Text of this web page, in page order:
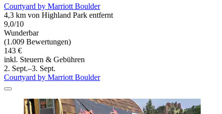
Courtyard by Marriott Boulder
4,3 km von Highland Park entfernt
9,0/10
Wunderbar
(1.009 Bewertungen)
143 €
inkl. Steuern & Gebühren
2. Sept.–3. Sept.
Courtyard by Marriott Boulder